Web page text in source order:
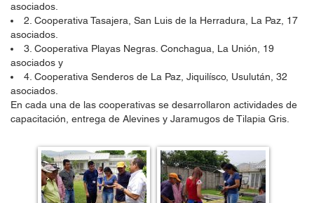
asociados.
2. Cooperativa Tasajera, San Luis de la Herradura, La Paz, 17
asociados.
3. Cooperativa Playas Negras. Conchagua, La Unión, 19
asociados y
4. Cooperativa Senderos de La Paz, Jiquilísco, Usulután, 32
asociados.
En cada una de las cooperativas se desarrollaron actividades de
capacitación, entrega de Alevines y Jaramugos de Tilapia Gris.